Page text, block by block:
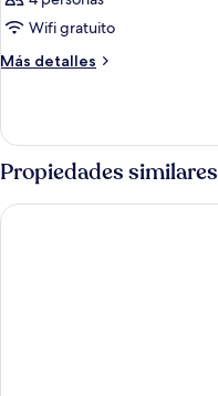
Wifi gratuito
Más detalles
Más
Propiedades similares
Akcent hotel